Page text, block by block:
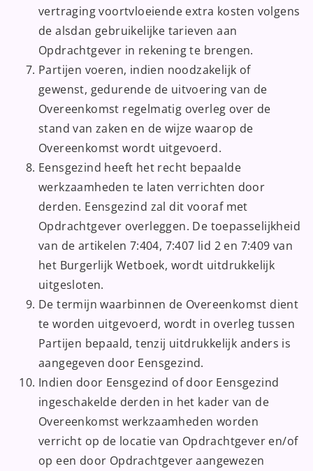
vertraging voortvloeiende extra kosten volgens
de alsdan gebruikelijke tarieven aan
Opdrachtgever in rekening te brengen.
Partijen voeren, indien noodzakelijk of
gewenst, gedurende de uitvoering van de
Overeenkomst regelmatig overleg over de
stand van zaken en de wijze waarop de
Overeenkomst wordt uitgevoerd.
Eensgezind heeft het recht bepaalde
werkzaamheden te laten verrichten door
derden. Eensgezind zal dit vooraf met
Opdrachtgever overleggen. De toepasselijkheid
van de artikelen 7:404, 7:407 lid 2 en 7:409 van
het Burgerlijk Wetboek, wordt uitdrukkelijk
uitgesloten.
De termijn waarbinnen de Overeenkomst dient
te worden uitgevoerd, wordt in overleg tussen
Partijen bepaald, tenzij uitdrukkelijk anders is
aangegeven door Eensgezind.
Indien door Eensgezind of door Eensgezind
ingeschakelde derden in het kader van de
Overeenkomst werkzaamheden worden
verricht op de locatie van Opdrachtgever en/of
op een door Opdrachtgever aangewezen